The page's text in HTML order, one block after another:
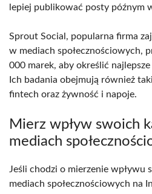
lepiej publikować posty późnym
Sprout Social, popularna firma
w mediach społecznościowych,
000 marek, aby określić
Ich badania obejmują również
fintech oraz żywność i napoje.
Mierz wpływ swoich
mediach
Jeśli chodzi o mierzenie wpływu
mediach społecznościowych na